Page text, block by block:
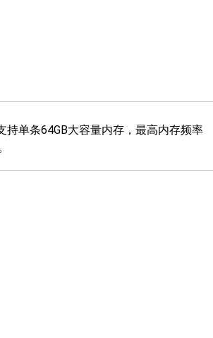
持单条64GB大容量内存，最高内存频率